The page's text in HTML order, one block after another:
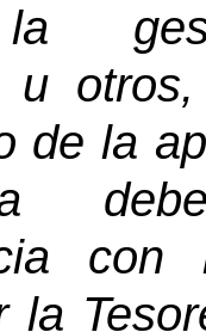
la
u
de la
la